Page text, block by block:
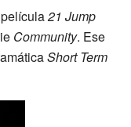
21 Jump
Community. Ese
Short Term